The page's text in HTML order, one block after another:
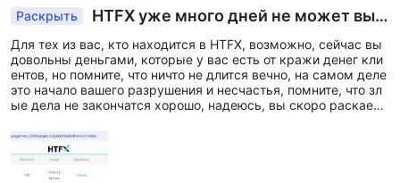
Кореи, России, Судана, Сирии, Турции, Соединенных
Штатов Америки и Украины.
Раскрыть
HTFX уже много дней не может выв
ести средства
Для тех из вас, кто находится в HTFX, возможно, сейчас вы
довольны деньгами, которые у вас есть от кражи денег кли
ентов, но помните, что ничто не длится вечно, на самом деле
это начало вашего разрушения и несчастья, помните, что зл
ые дела не закончатся хорошо, надеюсь, вы скоро раскаете